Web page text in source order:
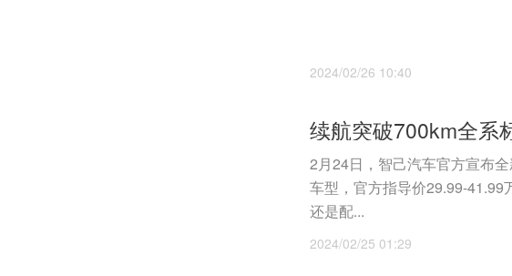
2024/02/26 10:40
2月24日，智己汽车官方宣布
车型，官方指导价29.99-
还是配...
2024/02/25 01:29